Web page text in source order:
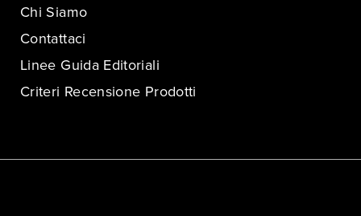
Chi Siamo
Contattaci
Linee Guida Editoriali
Criteri Recensione Prodotti